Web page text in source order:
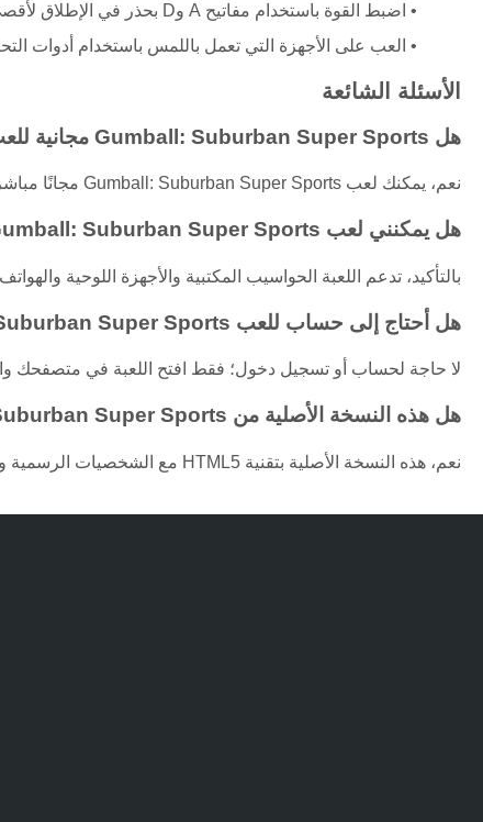
اضبط القوة باستخدام مفاتيح A وD بحذر في الإطلاق لأقصى مسافة
العب على الأجهزة التي تعمل باللمس باستخدام أدوات
الأسئلة الشائعة
هل Gumball: Suburban Super Sports مجانية للعب؟
نعم، يمكنك لعب Gumball: Suburban Super Sports مجانًا مباشرة في متصفحك دون أي شراء.
هل يمكنني لعب Gumball: Suburban Super Sports على الأجهزة المحمولة؟
بالتأكيد، تدعم اللعبة الحواسيب المكتبية والأجهزة اللوحية
هل أحتاج إلى حساب للعب Gumball: Suburban Super Sports؟
لا حاجة لحساب أو تسجيل دخول؛ فقط افتح اللعبة في متصفحك
هل هذه النسخة الأصلية من Gumball: Suburban Super Sports؟
نعم، هذه النسخة الأصلية بتقنية HTML5 مع الشخصيات الرسمية وأسلوب اللعب من العرض الشهير.